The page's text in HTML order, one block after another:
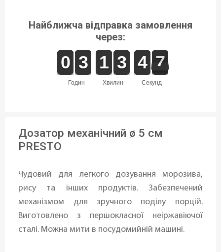
Найближча відправка замовлення
через:
годин
9
9
0
0 2
2
3
3
хвилин
1
1
1
1 2
2
3
3
секунд
5
4
4 7
7
6
Дозатор механічний ø 5 см
PRESTO
Чудовий для легкого дозування морозива,
рису та інших продуктів. Забезпечений
механізмом для зручного поділу порцій.
Виготовлено з першокласної неіржавіючої
сталі. Можна мити в посудомийній машині.